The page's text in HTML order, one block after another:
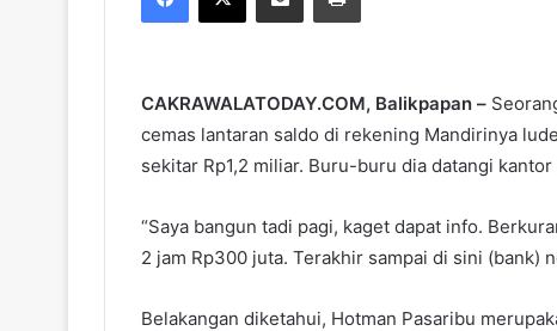
CAKRAWALATODAY.COM, Balikpapan –
cemas lantaran saldo di rekening Mandirinya
sekitar Rp1,2 miliar. Buru-buru dia datangi
“Saya bangun tadi pagi, kaget dapat info.
2 jam Rp300 juta. Terakhir sampai di sini (bank)
Belakangan diketahui, Hotman Pasaribu